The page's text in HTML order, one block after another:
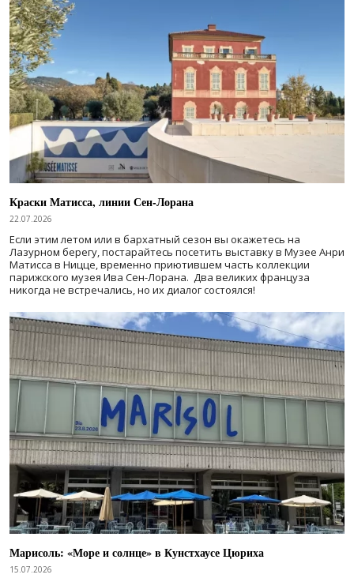
Краски Матисса, линии Сен-Лорана
22.07.2026
Если этим летом или в бархатный сезон вы окажетесь на
Лазурном берегу, постарайтесь посетить выставку в Музее Анри
Матисса в Ницце, временно приютившем часть коллекции
парижского музея Ива Сен-Лорана. Два великих француза
никогда не встречались, но их диалог состоялся!
Марисоль: «Море и солнце» в Кунстхаусе Цюриха
15.07.2026